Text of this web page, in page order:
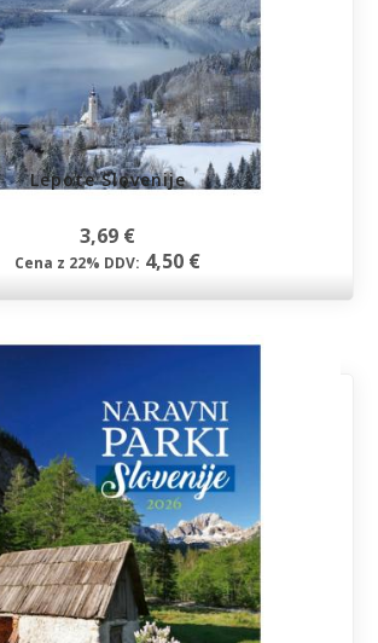
Lepote Slovenije
3,69 €
Cena z 22% DDV: 4,50 €